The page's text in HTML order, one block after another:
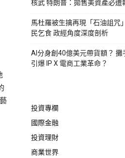
核武 特朗普：拋售美資產必遭
馬杜羅被生擒再現「石油詛咒
民乞食 政經角度深度剖析
AI分身創40億美元帶貨額？
引爆 IP X 電商工業革命？
投資專欄
國際金融
投資理財
商業世界